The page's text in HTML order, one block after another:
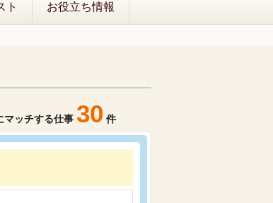
ト お役立ち情報
マッチする仕事 30 件